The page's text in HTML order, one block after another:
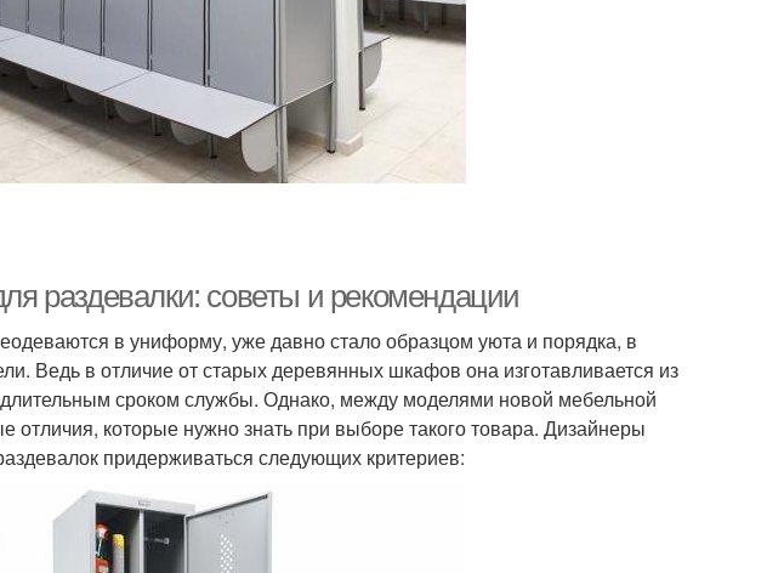
раздевалки: советы и рекомендации
в униформу, уже давно стало образцом уюта и порядка, в
Ведь в отличие от старых деревянных шкафов она изготавливается из
длительным сроком службы. Однако, между моделями новой мебельной
отличия, которые нужно знать при выборе такого товара. Дизайнеры
придерживаться следующих критериев: